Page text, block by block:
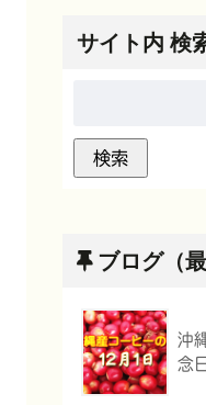
サイト内 検
ブログ（
沖
念